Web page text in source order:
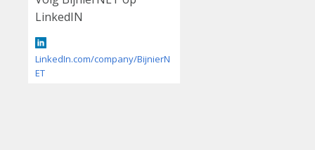
LinkedIN
LinkedIn.com/company/BijnierN
ET